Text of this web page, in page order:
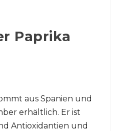
Paprika
aus Spanien und
erhältlich. Er ist
Antioxidantien und